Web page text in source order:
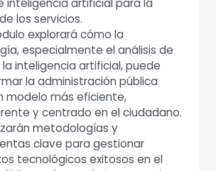
inteligencia artificial para la
los servicios.
explorará cómo la
especialmente el análisis de
inteligencia artificial, puede
la administración pública
modelo más eficiente,
y centrado en el ciudadano.
metodologías y
clave para gestionar
tecnológicos exitosos en el